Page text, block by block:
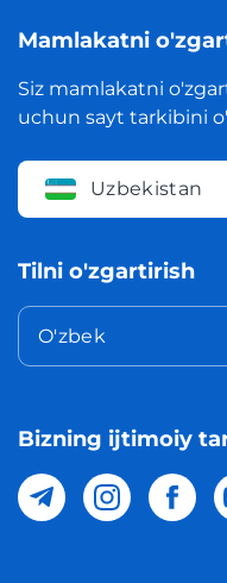
Mamlakatni
Siz mamlakatni
uchun sayt tarkibini
Uzbekistan
Tilni o'zgartirish
O'zbek
Bizning ijtimoiy